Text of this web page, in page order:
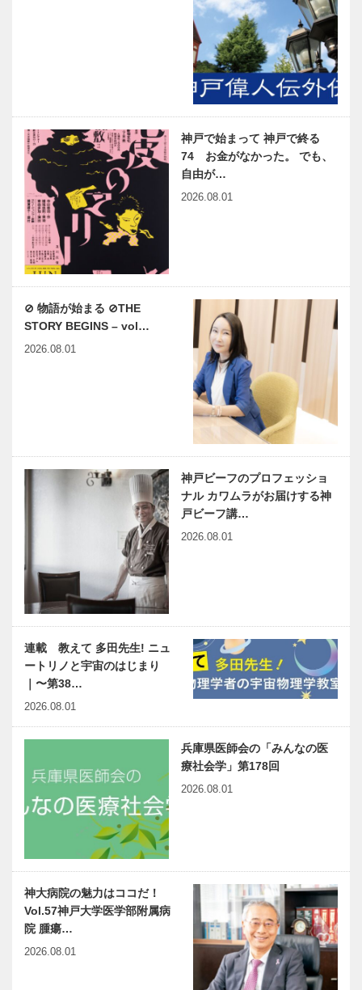
神戸で始まって 神戸で終る
74 お金がなかった。 でも、
自由が…
2026.08.01
⊘ 物語が始まる ⊘THE
STORY BEGINS – vol…
2026.08.01
神戸ビーフのプロフェッショ
ナル カワムラがお届けする神
戸ビーフ講…
2026.08.01
連載 教えて 多田先生! ニュ
ートリノと宇宙のはじまり
｜〜第38…
2026.08.01
兵庫県医師会の「みんなの医
療社会学」第178回
2026.08.01
神大病院の魅力はココだ！
Vol.57神戸大学医学部附属病
院 腫瘍…
2026.08.01